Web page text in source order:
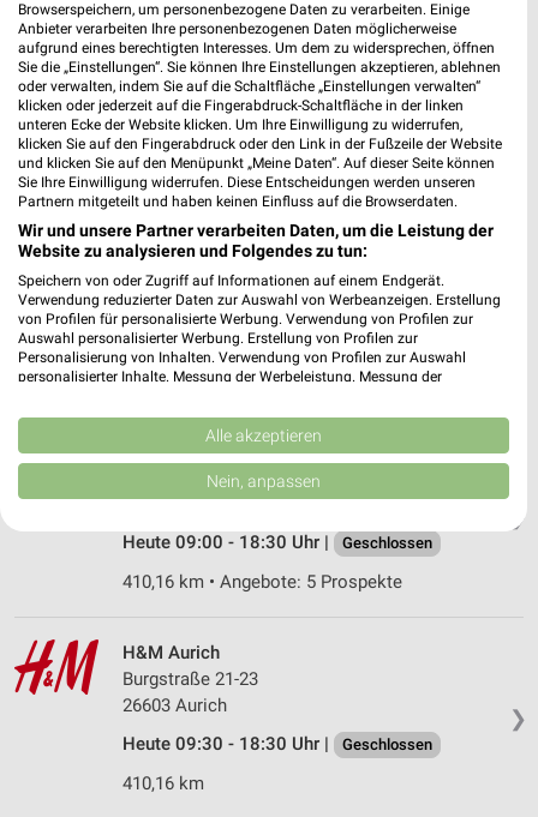
KiK Aurich Innenstadt
Osterstraße 28-30
26603 Aurich Innenstadt
Heute 09:00 - 19:00 Uhr | Schließt in 7 Min.
409,90 km • Angebote: 1 Prospekt
Silomon Aurich
Burgstraße 2-8
26603 Aurich
Heute 09:30 - 18:30 Uhr | Geschlossen
410,11 km
❯
Tchibo Filiale Aurich
Burgstraße 21-23
26603 Aurich
Heute 09:00 - 18:30 Uhr |
Geschlossen
410,16 km • Angebote: 5 Prospekte
❯
H&M Aurich
Burgstraße 21-23
26603 Aurich
Heute 09:30 - 18:30 Uhr |
Geschlossen
410,16 km
Browserspeichern, um personenbezogene Daten zu verarbeiten. Einige
Anbieter verarbeiten Ihre personenbezogenen Daten möglicherweise
aufgrund eines berechtigten Interesses. Um dem zu widersprechen, öffnen
Sie die „Einstellungen“. Sie können Ihre Einstellungen akzeptieren, ablehnen
oder verwalten, indem Sie auf die Schaltfläche „Einstellungen verwalten“
klicken oder jederzeit auf die Fingerabdruck-Schaltfläche in der linken
unteren Ecke der Website klicken. Um Ihre Einwilligung zu widerrufen,
klicken Sie auf den Fingerabdruck oder den Link in der Fußzeile der Website
und klicken Sie auf den Menüpunkt „Meine Daten“. Auf dieser Seite können
Sie Ihre Einwilligung widerrufen. Diese Entscheidungen werden unseren
Partnern mitgeteilt und haben keinen Einfluss auf die Browserdaten.
Wir und unsere Partner verarbeiten Daten, um die Leistung der
Website zu analysieren und Folgendes zu tun:
Speichern von oder Zugriff auf Informationen auf einem Endgerät.
Verwendung reduzierter Daten zur Auswahl von Werbeanzeigen. Erstellung
von Profilen für personalisierte Werbung. Verwendung von Profilen zur
Auswahl personalisierter Werbung. Erstellung von Profilen zur
Personalisierung von Inhalten. Verwendung von Profilen zur Auswahl
personalisierter Inhalte. Messung der Werbeleistung. Messung der
Kombinationen von Daten aus verschiedenen Quellen. Entwicklung und
Verbesserung der Angebote. Verwendung reduzierter Daten zur Auswahl
von Inhalten.
Daten können außerhalb der Europäischen Union weitergegeben und in die
USA gesendet werden.
Website/App.
Speichern von oder Zugriff auf Informationen
auf einem Endgerät
Verwendung reduzierter Daten zur Auswahl von
Werbeanzeigen
Alle akzeptieren
Nein, anpassen